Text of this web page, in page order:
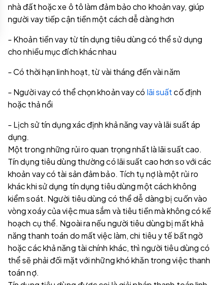
nhà đất hoặc xe ô tô làm đảm bảo cho khoản vay, giúp
người vay tiếp cận tiền một cách dễ dàng hơn
- Khoản tiền vay từ tín dụng tiêu dùng có thể sử dụng
cho nhiều mục đích khác nhau
- Có thời hạn linh hoạt, từ vài tháng đến vài năm
- Người vay có thể chọn khoản vay có lãi suấtcố định
hoặc thả nổi
- Lịch sử tín dụng xác định khả năng vay và lãi suất áp
dụng.
Một trong những rủi ro quan trọng nhất là lãi suất cao.
Tín dụng tiêu dùng thường có lãi suất cao hơn so với các
khoản vay có tài sản đảm bảo. Tích tụ nợ là một rủi ro
khác khi sử dụng tín dụng tiêu dùng một cách không
kiểm soát. Người tiêu dùng có thể dễ dàng bị cuốn vào
vòng xoáy của việc mua sắm và tiêu tiền mà không có kế
hoạch cụ thể. Ngoài ra nếu người tiêu dùng bị mất khả
năng thanh toán do mất việc làm, chi tiêu y tế bất ngờ
hoặc các khả năng tài chính khác, thì người tiêu dùng có
thể sẽ phải đối mặt với những khó khăn trong việc thanh
toán nợ.